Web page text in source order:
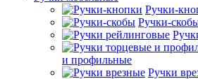
Ручки-
Ручки-
и профильные
Ручки